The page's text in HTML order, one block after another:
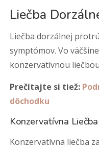
Liečba
Liečba dorzálnej
symptómov. Vo
konzervatívnou
Prečítajte si tiež:
dôchodku
Konzervatívna Liečba
Konzervatívna liečba